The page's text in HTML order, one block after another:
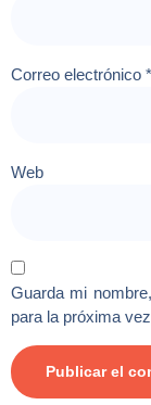
Correo electrónico *
Web
Guarda mi
para la próxima